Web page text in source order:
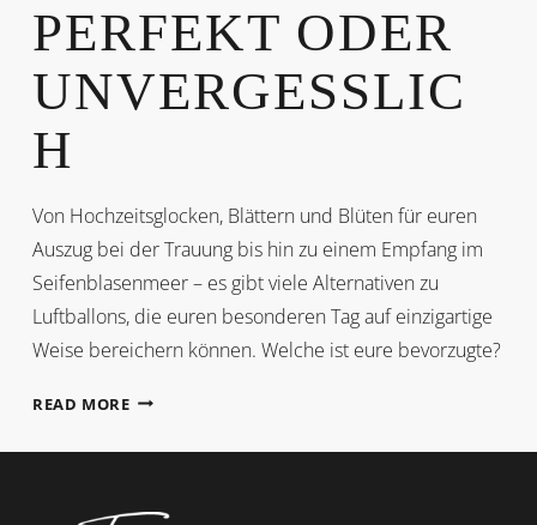
PERFEKT ODER
UNVERGESSLIC
H
Von Hochzeitsglocken, Blättern und Blüten für euren
Auszug bei der Trauung bis hin zu einem Empfang im
Seifenblasenmeer – es gibt viele Alternativen zu
Luftballons, die euren besonderen Tag auf einzigartige
Weise bereichern können. Welche ist eure bevorzugte?
READ MOREPERFEKT
UNVERGESSLICH